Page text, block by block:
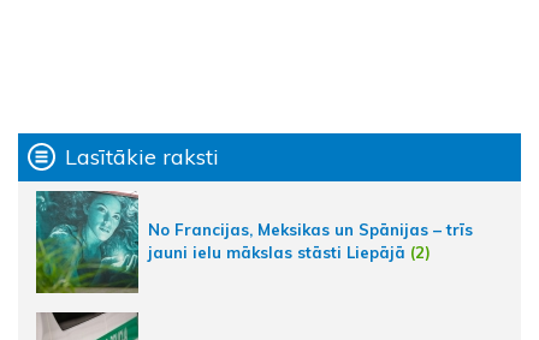
Lasītākie raksti
No Francijas, Meksikas un Spānijas – trīs
jauni ielu mākslas stāsti Liepājā (2)